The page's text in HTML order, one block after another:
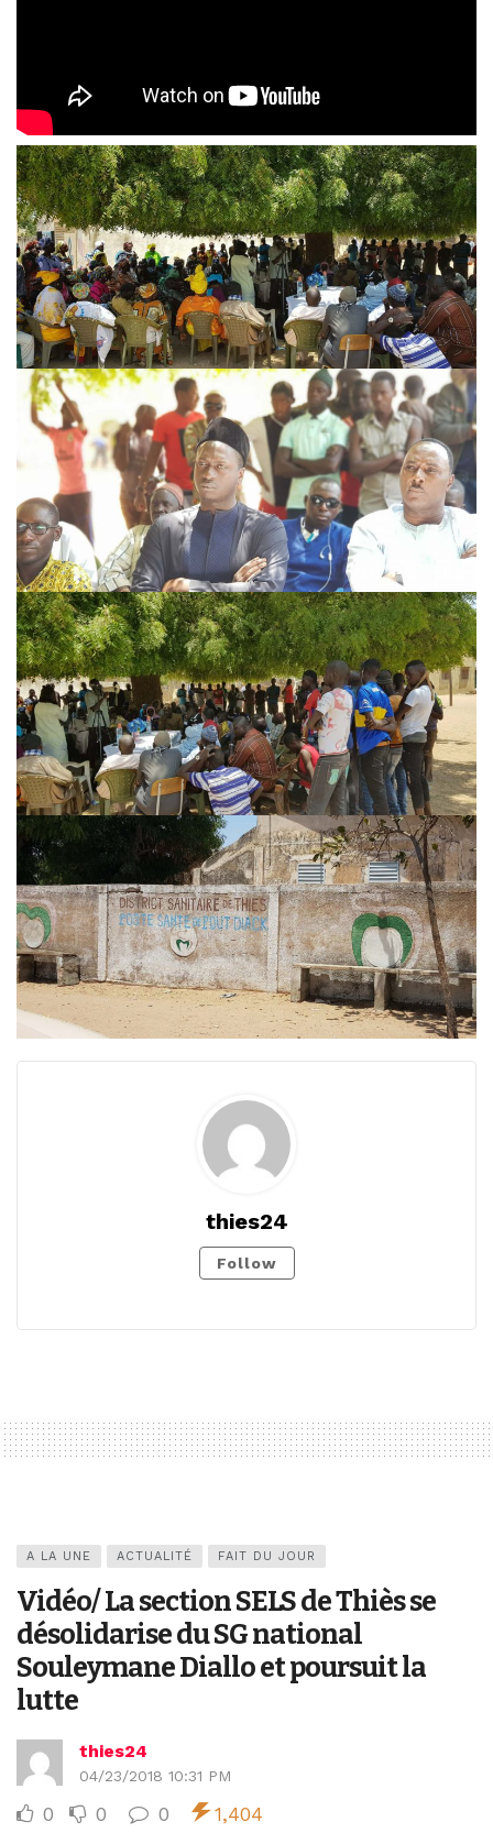
thies24
Follow
A LA UNE ACTUALITÉ FAIT DU JOUR
Vidéo/ La section SELS de Thiès se
désolidarise du SG national
Souleymane Diallo et poursuit la
lutte
thies24
04/23/2018 10:31 PM
0 0 0 1,404